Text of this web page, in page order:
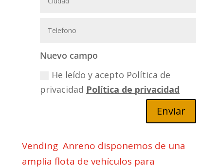
Nuevo campo
He leído y acepto Política de
privacidad Política de privacidad
Enviar
Vending Anreno disponemos de una
amplia flota de vehículos para